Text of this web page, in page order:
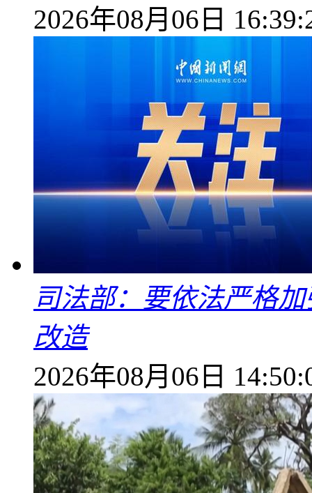
2026年08月06日
司法部：要依法严格
改造
2026年08月06日